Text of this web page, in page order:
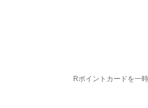
Rポイントカードを一